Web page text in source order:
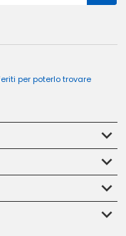
per poterlo trovare